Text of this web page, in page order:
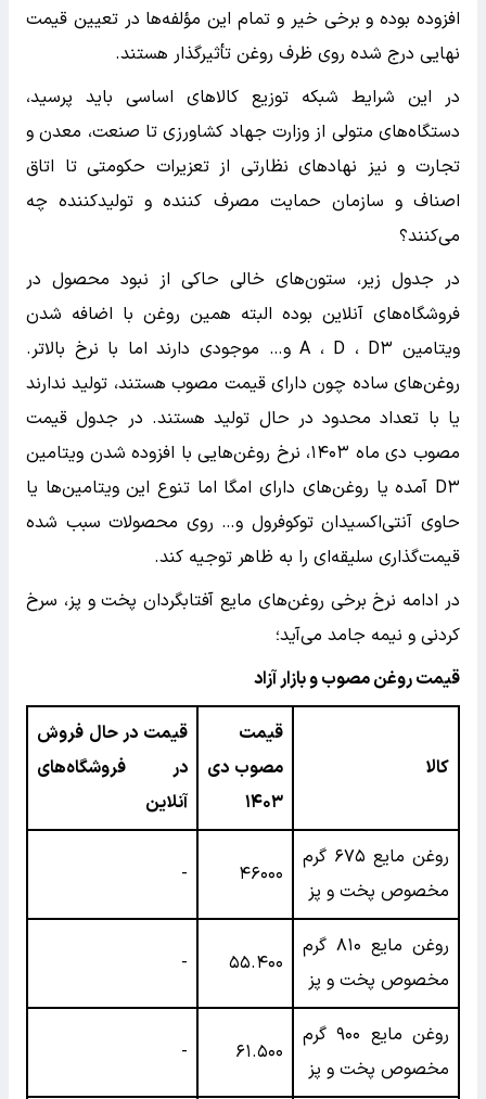
افزوده بوده و برخی خیر و تمام این مؤلفه‌ها در تعیین قیمت
نهایی درج شده روی ظرف روغن تأثیرگذار هستند.
در این شرایط شبکه توزیع کالاهای اساسی باید پرسید،
دستگاه‌های متولی از وزارت جهاد کشاورزی تا صنعت، معدن و
تجارت و نیز نهادهای نظارتی از تعزیرات حکومتی تا اتاق
اصناف و سازمان حمایت مصرف کننده و تولیدکننده چه
می‌کنند؟
در جدول زیر، ستون‌های خالی حاکی از نبود محصول در
فروشگاه‌های آنلاین بوده البته همین روغن با اضافه شدن
ویتامین A ، D ، D۳ و… موجودی دارند اما با نرخ بالاتر.
روغن‌های ساده چون دارای قیمت مصوب هستند، تولید ندارند
یا با تعداد محدود در حال تولید هستند. در جدول قیمت
مصوب دی ماه ۱۴۰۳، نرخ روغن‌هایی با افزوده شدن ویتامین
D۳ آمده یا روغن‌های دارای امگا اما تنوع این ویتامین‌ها یا
حاوی آنتی‌اکسیدان توکوفرول و… روی محصولات سبب شده
قیمت‌گذاری سلیقه‌ای را به ظاهر توجیه کند.
در ادامه نرخ برخی روغن‌های مایع آفتابگردان پخت و پز، سرخ
کردنی و نیمه جامد می‌آید؛
قیمت روغن مصوب و بازار آزاد
کالا
قیمت
مصوب دی
۱۴۰۳
قیمت در حال فروش
در فروشگاه‌های
آنلاین
روغن مایع ۶۷۵ گرم
مخصوص پخت و پز
۴۶۰۰۰ -
روغن مایع ۸۱۰ گرم
مخصوص پخت و پز
۵۵.۴۰۰ -
روغن مایع ۹۰۰ گرم
مخصوص پخت و پز
۶۱.۵۰۰ -